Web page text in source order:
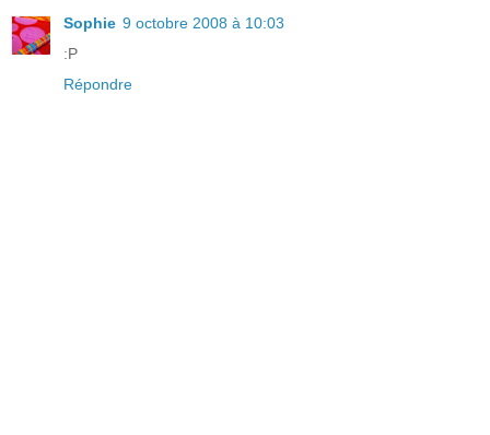
Sophie 9 octobre 2008 à 10:03
:P
Répondre